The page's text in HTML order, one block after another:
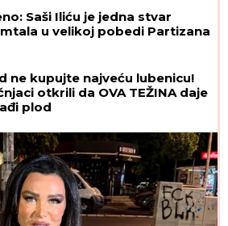
Saši Iliću je jedna stvar
u velikoj pobedi Partizana
ne kupujte najveću lubenicu!
otkrili da OVA TEŽINA daje
plod